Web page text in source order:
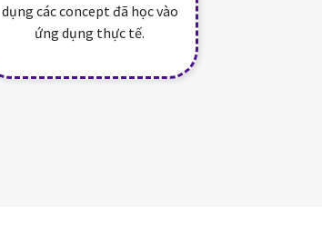
dụng các concept đã học vào
ứng dụng thực tế.